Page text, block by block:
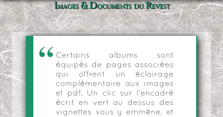
Images & Documents du Revest
Certains albums sont
équipés de pages associées
qui offrent un éclairage
complémentaire aux images
et pdf. Un clic sur l'encadré
écrit en vert au dessus des
vignettes vous y emmène, et